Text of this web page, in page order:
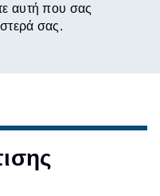
αυτή που σας
σας.